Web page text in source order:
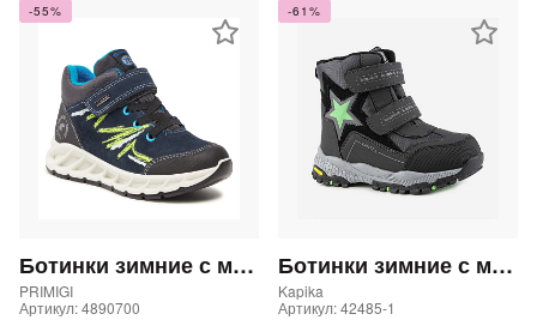
-55%
Ботинки зимние с мембраной для мальчика
PRIMIGI
Артикул: 4890700
-61%
Ботинки зимние с мембраной для мальчика
Kapika
Артикул: 42485-1